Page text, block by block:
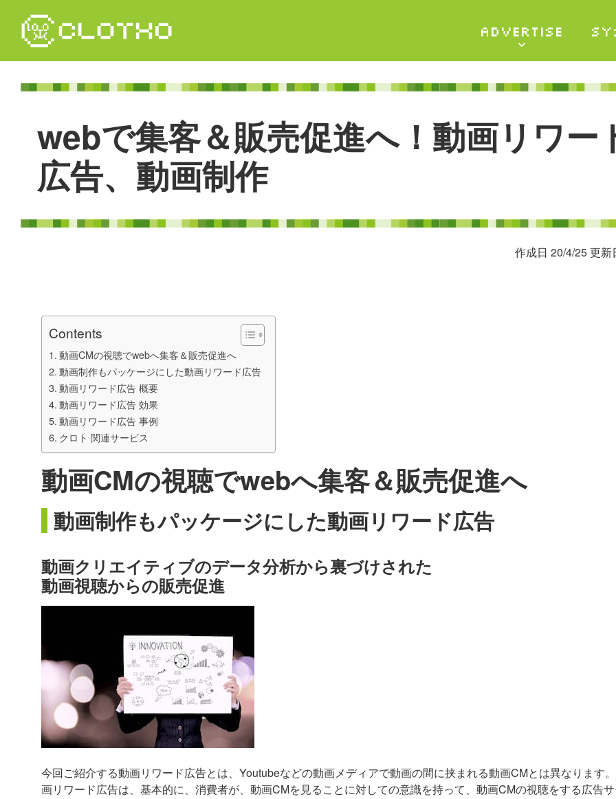
ADVERTISE
webで集客＆販売促進へ！ 動画リ ワー
広告、 動画制作
作成日 20/4/25 更新
Contents
動画CMの視聴でwebへ集客＆販売促進へ
動画制作もパッケージにした動画リワード広告
動画リワード広告 概要
動画リワード広告 効果
動画リワード広告 事例
クロト 関連サービス
動画CMの視聴でwebへ集客＆販売促進へ
動画制作もパッケージにした動画リワード広告
動画クリエイティブのデータ分析から裏づけされた
動画視聴からの販売促進
今回ご紹介する動画リワード広告とは、Youtubeなどの動画メディアで動画の間に挟まれる動画CMとは異なります
画リワード広告は、基本的に、消費者が、動画CMを見ることに対しての意識を持って、動画CMの視聴をする広告